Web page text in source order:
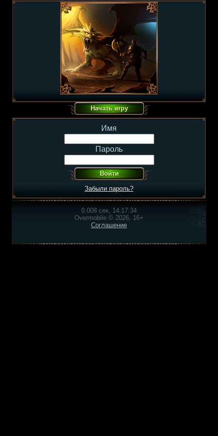
Имя
Пароль
Забыли пароль?
0.008 сек, 14:17:34
Overmobile © 2026, 16+
Соглашение